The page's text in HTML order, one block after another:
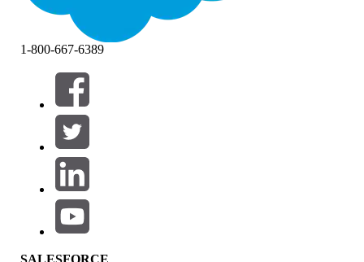
1-800-667-6389
SALESFORCE